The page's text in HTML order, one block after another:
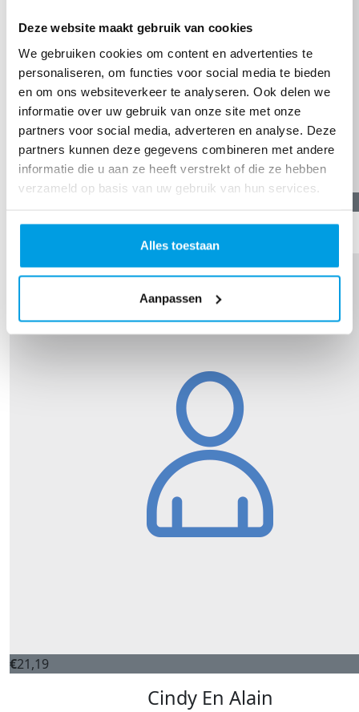
Deze website maakt gebruik van cookies
We gebruiken cookies om content en advertenties te
personaliseren, om functies voor social media te bieden
en om ons websiteverkeer te analyseren. Ook delen we
informatie over uw gebruik van onze site met onze
partners voor social media, adverteren en analyse. Deze
partners kunnen deze gegevens combineren met andere
informatie die u aan ze heeft verstrekt of die ze hebben
verzameld op basis van uw gebruik van hun services.
Alles toestaan
Aanpassen
Anoniem
€21,19
Cindy En Alain